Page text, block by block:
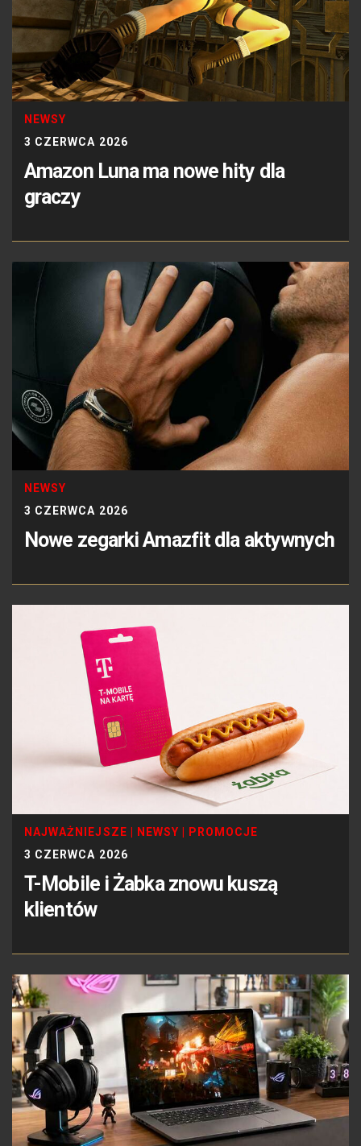
NEWSY
3 CZERWCA 2026
Amazon Luna ma nowe hity dla
graczy
NEWSY
3 CZERWCA 2026
Nowe zegarki Amazfit dla aktywnych
NAJWAŻNIEJSZE | NEWSY | PROMOCJE
3 CZERWCA 2026
T-Mobile i Żabka znowu kuszą
klientów